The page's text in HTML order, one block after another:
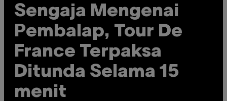
Sengaja Mengenai
Pembalap, Tour De
France Terpaksa
Ditunda Selama 15
menit